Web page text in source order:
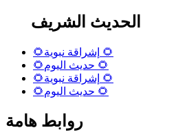
الحديث الشريف
🌻إشراقة نبوية 🌻
🌻حديث اليوم 🌻
🌻إشراقة نبوية 🌻
🌻حديث اليوم 🌻
روابط هامة